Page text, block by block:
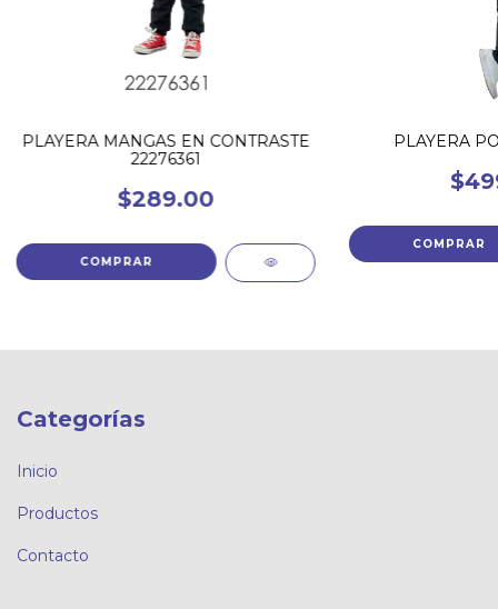
PLAYERA MANGAS EN CONTRASTE
22276361
$289.00
COMPRAR
PLAYERA
COMPRAR
Categorías
Inicio
Productos
Contacto